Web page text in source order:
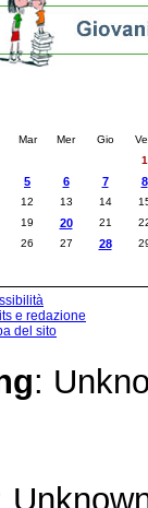
Mar Mer Gio
1
5 6 7 8
12 13 14
19 20 21
26 27 28
e redazione
del sito
: